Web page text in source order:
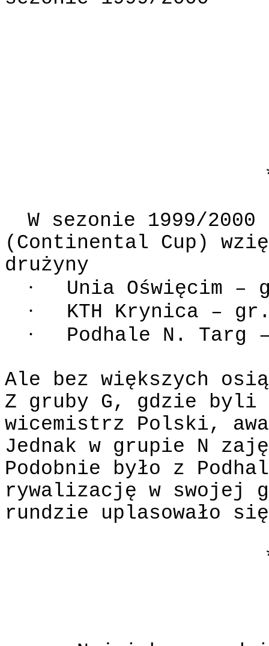
W sezonie 1999/2000
(Continental Cup)
drużyny
· Unia Oświęcim
· KTH Krynica –
·
Podhale N.
Ale bez większych
Z gruby G, gdzie
wicemistrz Polski,
Jednak w grupie N
Podobnie było z
rywalizację w swojej
rundzie uplasowało